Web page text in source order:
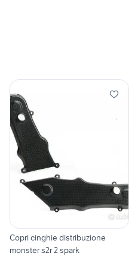
Copri cinghie distribuzione
monster s2r 2 spark